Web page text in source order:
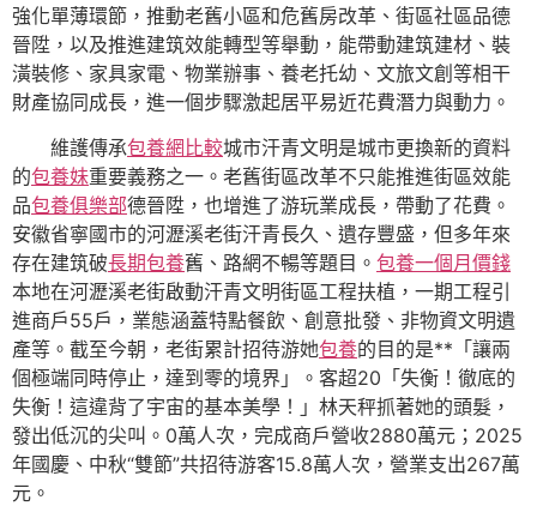
強化單薄環節，推動老舊小區和危舊房改革、街區社區品德
晉陞，以及推進建筑效能轉型等舉動，能帶動建筑建材、裝
潢裝修、家具家電、物業辦事、養老托幼、文旅文創等相干
財產協同成長，進一個步驟激起居平易近花費潛力與動力。
維護傳承包養網比較城市汗青文明是城市更換新的資料
的包養妹重要義務之一。老舊街區改革不只能推進街區效能
品包養俱樂部德晉陞，也增進了游玩業成長，帶動了花費。
安徽省寧國市的河瀝溪老街汗青長久、遺存豐盛，但多年來
存在建筑破長期包養舊、路網不暢等題目。 包養一個月價錢
本地在河瀝溪老街啟動汗青文明街區工程扶植，一期工程引
進商戶55戶，業態涵蓋特點餐飲、創意批發、非物資文明遺
產等。截至今朝，老街累計招待游她包養的目的是**「讓兩
個極端同時停止，達到零的境界」。客超20「失衡！徹底的
失衡！這違背了宇宙的基本美學！」林天秤抓著她的頭髮，
發出低沉的尖叫。0萬人次，完成商戶營收2880萬元；2025
年國慶、中秋“雙節”共招待游客15.8萬人次，營業支出267萬
元。